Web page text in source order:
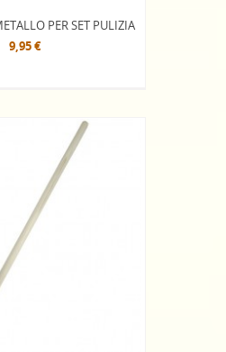
PER SET PULIZIA
9,95 €